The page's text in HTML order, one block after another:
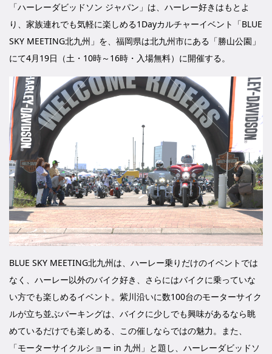
「ハーレーダビッドソン ジャパン」は、ハーレー好きはもとよ
り、家族連れでも気軽に楽しめる1Dayカルチャーイベント「BLUE
SKY MEETING北九州」を、福岡県は北九州市にある「勝山公園」
にて4月19日（土・10時～16時・入場無料）に開催する。
BLUE SKY MEETING北九州は、ハーレー乗りだけのイベントでは
なく、ハーレー以外のバイク好き、さらにはバイクに乗っていな
い方でも楽しめるイベント。紫川沿いに数100台のモーターサイク
ルが立ち並ぶパーキングは、バイクに少しでも興味があるなら眺
めているだけでも楽しめる、この催しならではの魅力。また、
「モーターサイクルショー in 九州」と題し、ハーレーダビッドソ